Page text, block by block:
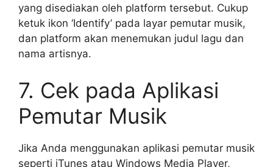
yang disediakan oleh platform tersebut. Cukup
ketuk ikon ‘Identify’ pada layar pemutar musik,
dan platform akan menemukan judul lagu dan
nama artisnya.
7. Cek pada Aplikasi
Pemutar Musik
Jika Anda menggunakan aplikasi pemutar musik
seperti iTunes atau Windows Media Player,